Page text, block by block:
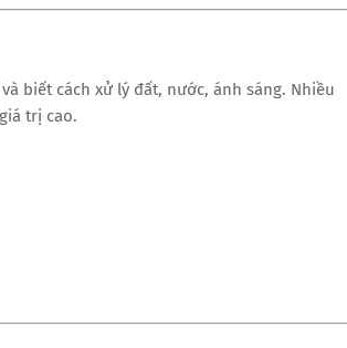
biết cách xử lý đất, nước, ánh sáng. Nhiều
trị cao.